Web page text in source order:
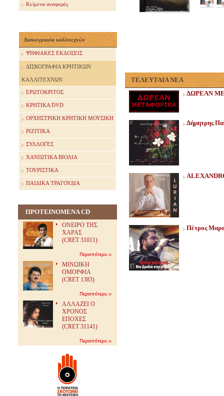
Κείμενα αναφορές
Δισκογραφία καλλιτεχνών
ΨΗΦΙΑΚΕΣ ΕΚΔΟΣΕΙΣ
ΔΙΣΚΟΓΡΑΦΙΑ ΚΡΗΤΙΚΩΝ
ΚΑΛΛΙΤΕΧΝΩΝ
ΕΡΩΤΟΚΡΙΤΟΣ
ΚΡΗΤΙΚΑ DVD
ΟΡΧΗΣΤΡΙΚΗ ΚΡΗΤΙΚΗ ΜΟΥΣΙΚΗ
ΡΙΖΙΤΙΚΑ
ΣΥΛΛΟΓΕΣ
ΧΑΝΙΩΤΙΚΑ ΒΙΟΛΙΑ
ΤΟΥΡΙΣΤΙΚΑ
ΠΑΙΔΙΚΑ ΤΡΑΓΟΥΔΙΑ
ΠΡΟΤΕΙΝΟΜΕΝΑ CD
ΟΝΕΙΡΟ ΤΗΣ
ΧΑΡΑΣ
(CRET 31011)
ΜΙΝΩΙΚΗ
ΟΜΟΡΦΙΑ
(CRET 1383)
ΑΛΛΑΖΕΙ Ο
ΧΡΟΝΟΣ
ΕΠΟΧΕΣ
(CRET 31141)
ΤΕΛΕΥΤΑΙΑ ΝΕΑ
ΔΩΡΕΑΝ
Δήμητρης
Πέτρος